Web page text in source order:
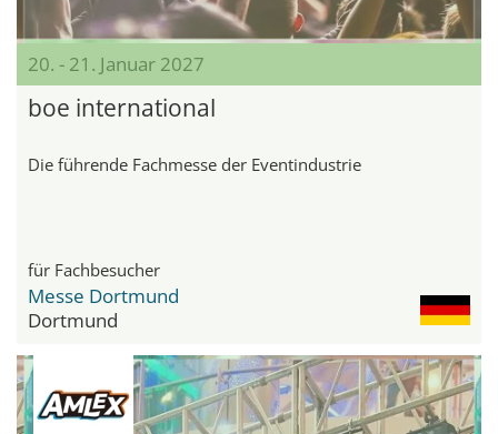
20. - 21. Januar 2027
boe international
Die führende Fachmesse der Eventindustrie
für Fachbesucher
Messe Dortmund
Dortmund